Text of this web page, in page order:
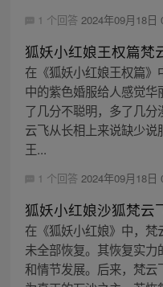
1 个回答 2024年09月18日
狐妖小红娘王权篇梵
在《狐妖小红娘王权篇
中的紫色婚服给人感觉
了几分不聪明，多了几
云飞从长相上来说缺少
王...
1 个回答 2024年09月18日
狐妖小红娘沙狐梵云
在《狐妖小红娘》中，
未全部恢复。其恢复实
和情节发展。后来，梵